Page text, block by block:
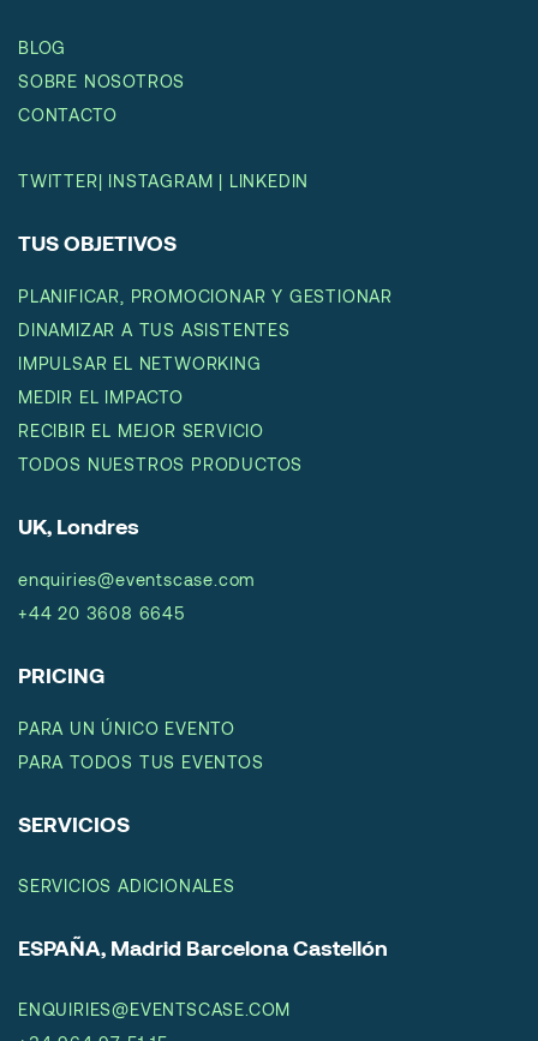
BLOG
SOBRE NOSOTROS
CONTACTO
TWITTER| INSTAGRAM | LINKEDIN
TUS OBJETIVOS
PLANIFICAR, PROMOCIONAR Y GESTIONAR
DINAMIZAR A TUS ASISTENTES
IMPULSAR EL NETWORKING
MEDIR EL IMPACTO
RECIBIR EL MEJOR SERVICIO
TODOS NUESTROS PRODUCTOS
UK, Londres
enquiries@eventscase.com
+44 20 3608 6645
PRICING
PARA UN ÚNICO EVENTO
PARA TODOS TUS EVENTOS
SERVICIOS
SERVICIOS ADICIONALES
ESPAÑA, Madrid Barcelona Castellón
ENQUIRIES@EVENTSCASE.COM